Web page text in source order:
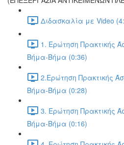
Διδασκαλία με Video
1. Ερώτηση Πρακτικής
Βήμα-Βήμα (0:36)
2.Ερώτηση Πρακτικής
Βήμα-Βήμα (0:28)
3. Ερώτηση Πρακτικής
Βήμα-Βήμα (0:16)